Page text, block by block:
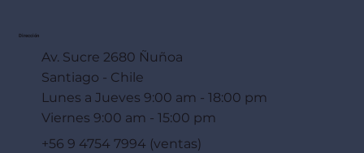
Dirección
Av. Sucre 2680 Ñuñoa
Santiago - Chile
Lunes a Jueves 9:00 am - 18:00 pm
Viernes 9:00 am - 15:00 pm
+56 9 4754 7994 (ventas)